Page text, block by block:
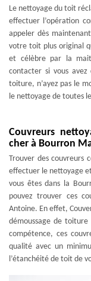
Le nettoyage du toit
effectuer l’opération
appeler dès
votre toit plus original
et célèbre par la
contacter si vous
toiture, n’ayez pas le
le nettoyage de toutes
Couvreurs
cher à Bourron
Trouver des couvreurs
effectuer le nettoyage
vous êtes dans la
pouvez trouver ces
Antoine. En effet,
démoussage de
compétence, ces
qualité avec un
l’étanchéité de toit de